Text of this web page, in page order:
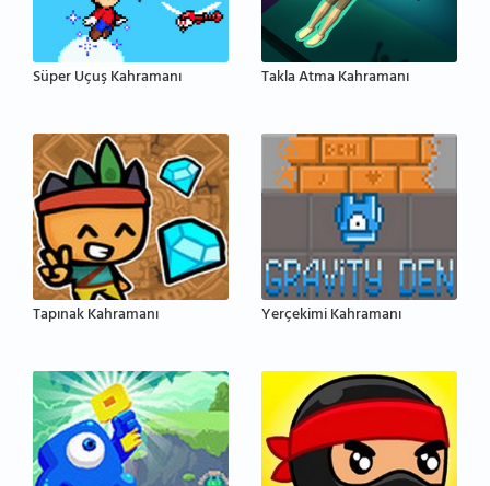
Süper Uçuş Kahramanı Takla Atma Kahramanı
Tapınak Kahramanı Yerçekimi Kahramanı